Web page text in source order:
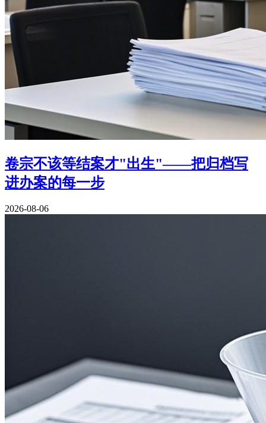
卷宗不该等结案才"出生"——把归档写
进办案的每一步
2026-08-06